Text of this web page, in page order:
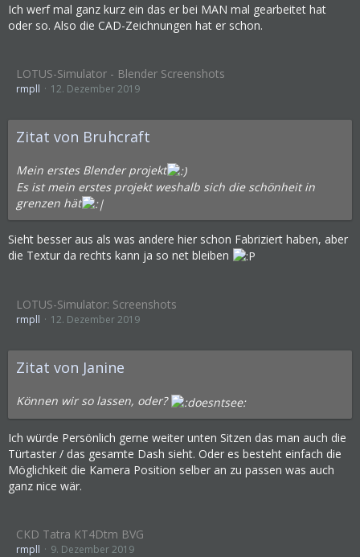
Ich werf mal ganz kurz ein das er bei MAN mal gearbeitet hat
oder so. Also die CAD-Zeichnungen hat er schon.
LOTUS-Simulator - Blender Screenshots
rmpll 12. Dezember 2019
Zitat von Bruhcraft
Mein erstes Blender projekt
Es ist mein erstes projekt weshalb sich die schönheit in
grenzen hät
Sieht besser aus als was andere hier schon Fabriziert haben, aber
die Textur da rechts kann ja so net bleiben
LOTUS-Simulator: Screenshots
rmpll 12. Dezember 2019
Zitat von Janine
Können wir so lassen, oder?
Ich würde Persönlich gerne weiter unten Sitzen das man auch die
Türtaster / das gesamte Dash sieht. Oder es besteht einfach die
Möglichkeit die Kamera Position selber an zu passen was auch
ganz nice wär.
CKD Tatra KT4Dtm BVG
rmpll 9. Dezember 2019